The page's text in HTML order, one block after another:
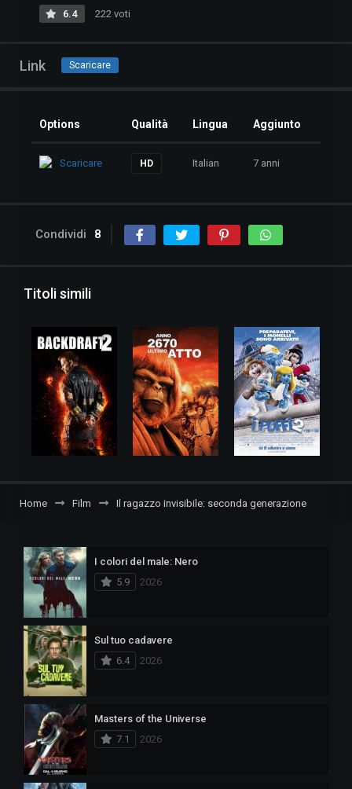
6.4 222 voti
Link Scaricare
Options Qualità Lingua Aggiunto
Scaricare HD Italian 7 anni
Condividi 8
Titoli simili
Home Film Il ragazzo invisibile: seconda generazione
I colori del male: Nero
5.9
2026
Sul tuo cadavere
6.4
2026
Masters of the Universe
7.1
2026